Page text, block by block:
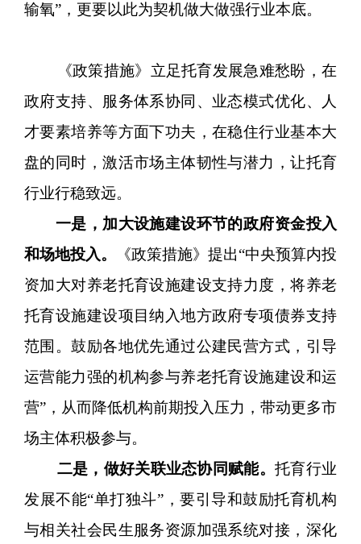
输氧”，更要以此为契机做大做强行业本底。
《政策措施》立足托育发展急难愁盼，在
政府支持、服务体系协同、业态模式优化、人
才要素培养等方面下功夫，在稳住行业基本大
盘的同时，激活市场主体韧性与潜力，让托育
行业行稳致远。
一是，加大设施建设环节的政府资金投入
和场地投入。
《政策措施》提出“中央预算内投
资加大对养老托育设施建设支持力度，将养老
托育设施建设项目纳入地方政府专项债券支持
范围。鼓励各地优先通过公建民营方式，引导
运营能力强的机构参与养老托育设施建设和运
营”，从而降低机构前期投入压力，带动更多市
场主体积极参与。
二是，做好关联业态协同赋能。托育行业
发展不能“单打独斗”，要引导和鼓励托育机构
与相关社会民生服务资源加强系统对接，深化